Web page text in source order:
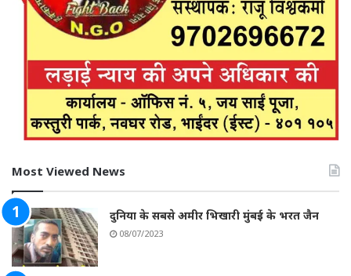
Most Viewed News
दुनिया के सबसे अमीर भिखारी मुंबई के भरत जैन
08/07/2023